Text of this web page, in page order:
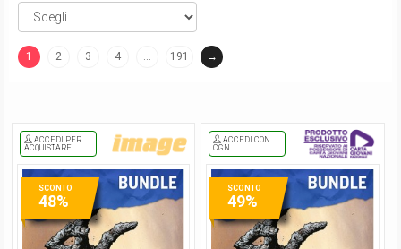
1
2 3 4 … 191 →
ACCEDI PER
ACQUISTARE
SCONTO
48%
ACCEDI CON
CGN
SCONTO
49%